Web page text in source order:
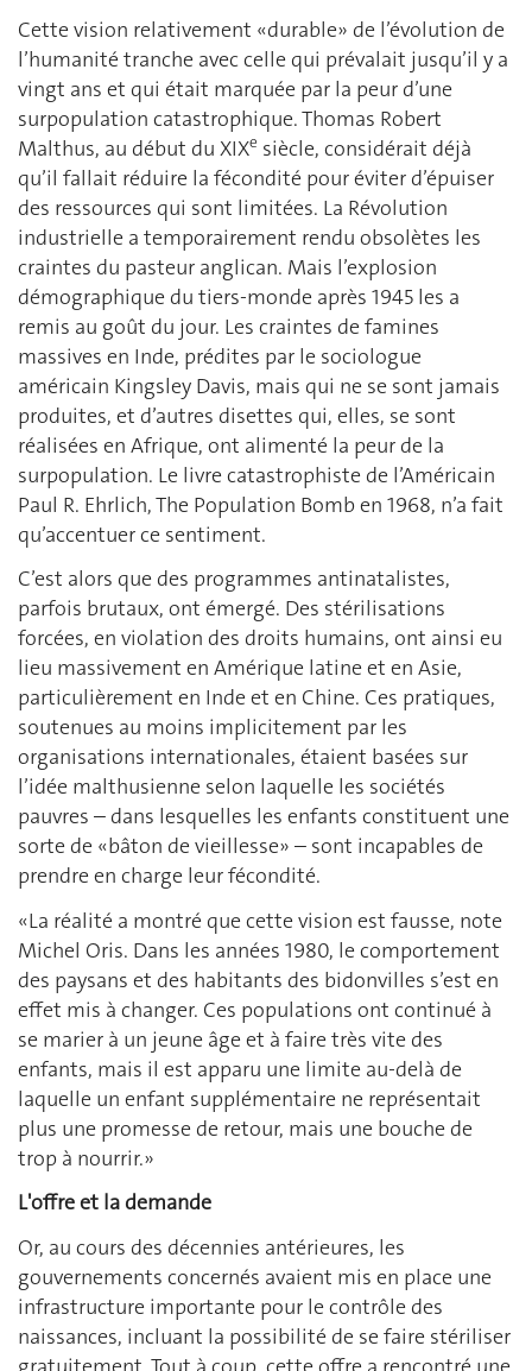
Cette vision relativement «durable» de l’évolution de
l’humanité tranche avec celle qui prévalait jusqu’il y a
vingt ans et qui était marquée par la peur d’une
surpopulation catastrophique. Thomas Robert
Malthus, au début du XIXe siècle, considérait déjà
qu’il fallait réduire la fécondité pour éviter d’épuiser
des ressources qui sont limitées. La Révolution
industrielle a temporairement rendu obsolètes les
craintes du pasteur anglican. Mais l’explosion
démographique du tiers-monde après 1945 les a
remis au goût du jour. Les craintes de famines
massives en Inde, prédites par le sociologue
américain Kingsley Davis, mais qui ne se sont jamais
produites, et d’autres disettes qui, elles, se sont
réalisées en Afrique, ont alimenté la peur de la
surpopulation. Le livre catastrophiste de l’Américain
Paul R. Ehrlich, The Population Bomb en 1968, n’a fait
qu’accentuer ce sentiment.
C’est alors que des programmes antinatalistes,
parfois brutaux, ont émergé. Des stérilisations
forcées, en violation des droits humains, ont ainsi eu
lieu massivement en Amérique latine et en Asie,
particulièrement en Inde et en Chine. Ces pratiques,
soutenues au moins implicitement par les
organisations internationales, étaient basées sur
l’idée malthusienne selon laquelle les sociétés
pauvres – dans lesquelles les enfants constituent une
sorte de «bâton de vieillesse» – sont incapables de
prendre en charge leur fécondité.
«La réalité a montré que cette vision est fausse, note
Michel Oris. Dans les années 1980, le comportement
des paysans et des habitants des bidonvilles s’est en
effet mis à changer. Ces populations ont continué à
se marier à un jeune âge et à faire très vite des
enfants, mais il est apparu une limite au-delà de
laquelle un enfant supplémentaire ne représentait
plus une promesse de retour, mais une bouche de
trop à nourrir.»
L'offre et la demande
Or, au cours des décennies antérieures, les
gouvernements concernés avaient mis en place une
infrastructure importante pour le contrôle des
naissances, incluant la possibilité de se faire stériliser